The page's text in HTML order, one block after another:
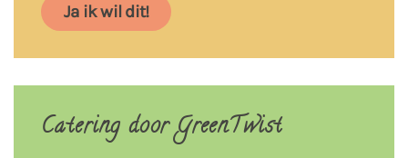
Ja ik wil dit!
Catering door GreenTwist